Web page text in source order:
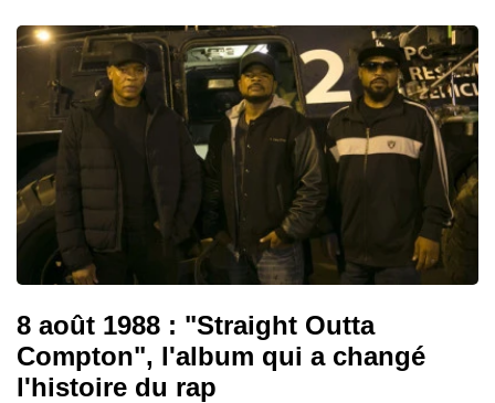
8 août 1988 : "Straight Outta
Compton", l'album qui a changé
l'histoire du rap